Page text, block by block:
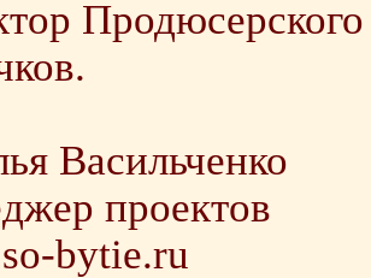
Васильченко
проектов
bytie.ru